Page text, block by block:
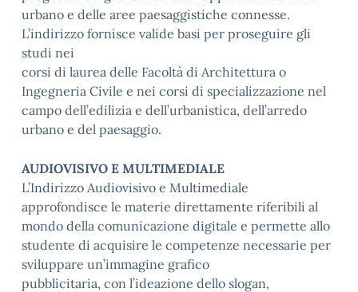
urbano e delle aree paesaggistiche connesse.
L’indirizzo fornisce valide basi per proseguire gli
studi nei
corsi di laurea delle Facoltà di Architettura o
Ingegneria Civile e nei corsi di specializzazione nel
campo dell’edilizia e dell’urbanistica, dell’arredo
urbano e del paesaggio.
AUDIOVISIVO E MULTIMEDIALE
L’Indirizzo Audiovisivo e Multimediale
approfondisce le materie direttamente riferibili al
mondo della comunicazione digitale e permette allo
studente di acquisire le competenze necessarie per
sviluppare un’immagine grafico
pubblicitaria, con l’ideazione dello slogan,